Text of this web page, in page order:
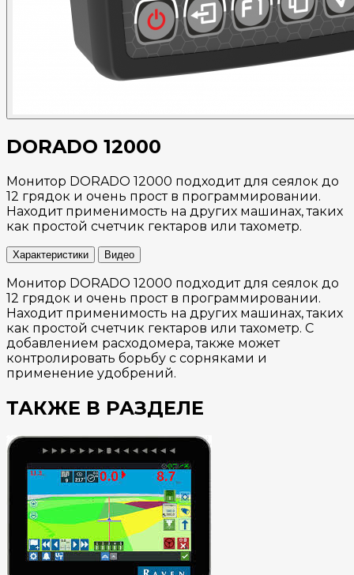
DORADO 12000
Монитор DORADO 12000 подходит для сеялок до
12 грядок и очень прост в программировании.
Находит применимость на других машинах, таких
как простой счетчик гектаров или тахометр.
Характеристики Видео
Монитор DORADO 12000 подходит для сеялок до
12 грядок и очень прост в программировании.
Находит применимость на других машинах, таких
как простой счетчик гектаров или тахометр. С
добавлением расходомера, также может
контролировать борьбу с сорняками и
применение удобрений.
ТАКЖЕ В РАЗДЕЛЕ